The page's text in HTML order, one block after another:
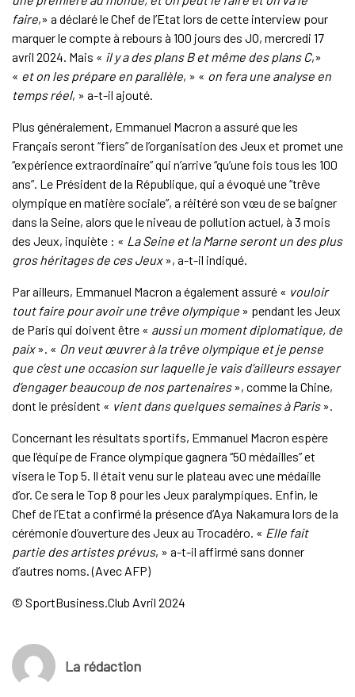
faire,» a déclaré le Chef de l’Etat lors de cette interview pour
marquer le compte à rebours à 100 jours des JO, mercredi 17
avril 2024. Mais « il y a des plans B et même des plans C,»
« et on les prépare en parallèle, » « on fera une analyse en
temps réel, » a-t-il ajouté.
Plus généralement, Emmanuel Macron a assuré que les
Français seront “fiers” de l’organisation des Jeux et promet une
“expérience extraordinaire” qui n’arrive “qu’une fois tous les 100
ans”. Le Président de la République, qui a évoqué une “trêve
olympique en matière sociale”, a réitéré son vœu de se baigner
dans la Seine, alors que le niveau de pollution actuel, à 3 mois
des Jeux, inquiète : « La Seine et la Marne seront un des plus
gros héritages de ces Jeux», a-t-il indiqué.
Par ailleurs, Emmanuel Macron a également assuré « vouloir
tout faire pour avoir une trêve olympique» pendant les Jeux
de Paris qui doivent être « aussi un moment diplomatique, de
paix». « On veut œuvrer à la trêve olympique et je pense
que c’est une occasion sur laquelle je vais d’ailleurs essayer
d’engager beaucoup de nos partenaires», comme la Chine,
dont le président « vient dans quelques semaines à Paris».
Concernant les résultats sportifs, Emmanuel Macron espère
que l’équipe de France olympique gagnera “50 médailles” et
visera le Top 5. Il était venu sur le plateau avec une médaille
d’or. Ce sera le Top 8 pour les Jeux paralympiques. Enfin, le
Chef de l’Etat a confirmé la présence d’Aya Nakamura lors de la
cérémonie d’ouverture des Jeux au Trocadéro. « Elle fait
partie des artistes prévus, » a-t-il affirmé sans donner
d’autres noms. (Avec AFP)
© SportBusiness.Club Avril 2024
La rédaction